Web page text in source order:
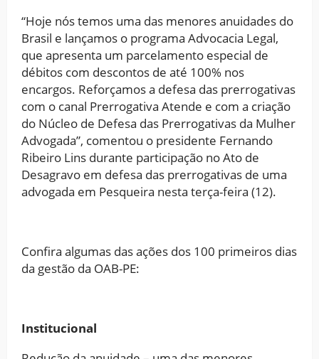
“Hoje nós temos uma das menores anuidades do
Brasil e lançamos o programa Advocacia Legal,
que apresenta um parcelamento especial de
débitos com descontos de até 100% nos
encargos. Reforçamos a defesa das prerrogativas
com o canal Prerrogativa Atende e com a criação
do Núcleo de Defesa das Prerrogativas da Mulher
Advogada”, comentou o presidente Fernando
Ribeiro Lins durante participação no Ato de
Desagravo em defesa das prerrogativas de uma
advogada em Pesqueira nesta terça-feira (12).
Confira algumas das ações dos 100 primeiros dias
da gestão da OAB-PE:
Institucional